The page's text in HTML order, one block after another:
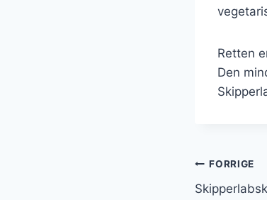
Retten
Den
FORRIGE